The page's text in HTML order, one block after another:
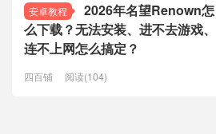
安卓教程
2026年名望Renown怎
么下载？无法安装、进不去游戏、
连不上网怎么搞定？
四百铺 阅读(104)